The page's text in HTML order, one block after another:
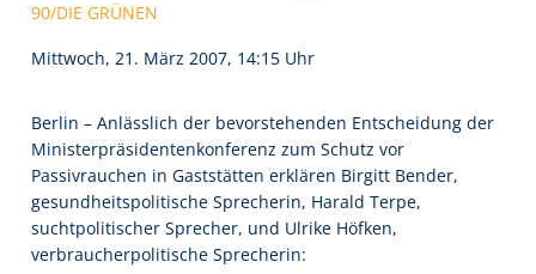
90/DIE GRÜNEN
Mittwoch, 21. März 2007, 14:15 Uhr
Berlin – Anlässlich der bevorstehenden Entscheidung der
Ministerpräsidentenkonferenz zum Schutz vor
Passivrauchen in Gaststätten erklären Birgitt Bender,
gesundheitspolitische Sprecherin, Harald Terpe,
suchtpolitischer Sprecher, und Ulrike Höfken,
verbraucherpolitische Sprecherin: